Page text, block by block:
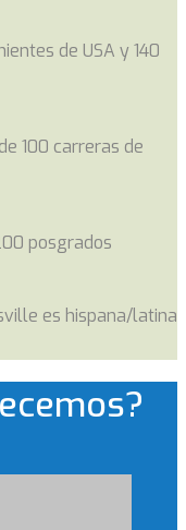
de USA y 140
100 carreras de
posgrados
es hispana/latina